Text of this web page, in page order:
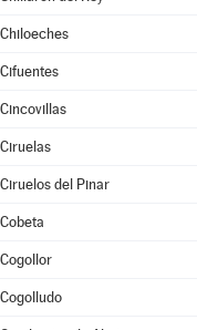
Chiloeches
Cifuentes
Cincovillas
Ciruelas
Ciruelos del Pinar
Cobeta
Cogollor
Cogolludo